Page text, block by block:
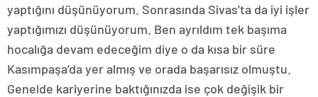
yaptığını düşünüyorum. Sonrasında Sivas’ta da iyi işler
yaptığımızı düşünüyorum. Ben ayrıldım tek başıma
hocalığa devam edeceğim diye o da kısa bir süre
Kasımpaşa’da yer almış ve orada başarısız olmuştu.
Genelde kariyerine baktığınızda ise çok değişik bir